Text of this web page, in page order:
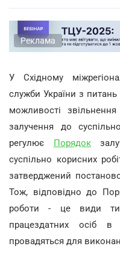
Реклама
У Східному
служби України з питань
можливості
залучення до
регулює Порядок
суспільно корисних
затверджений
Тож, відповідно до
роботи - це види
працездатних осіб
провадяться для